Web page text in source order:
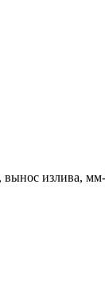
вынос излива,